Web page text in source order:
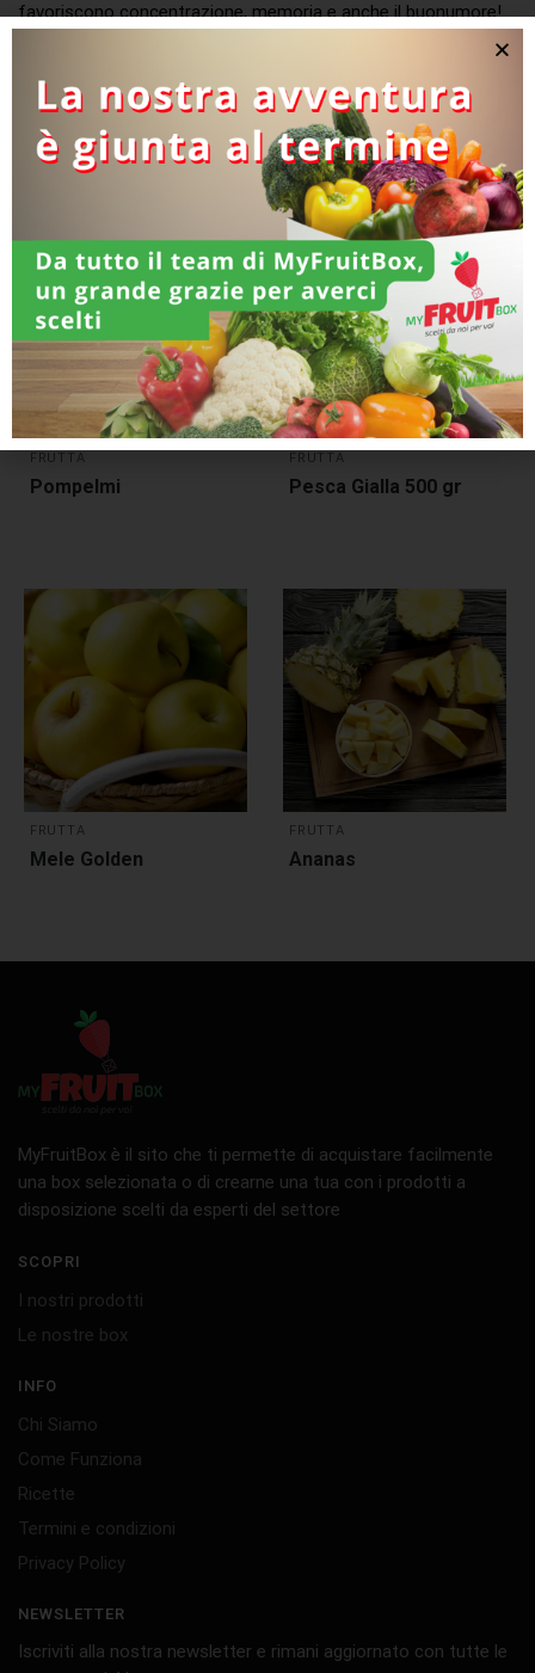
favoriscono concentrazione, memoria e anche il buonumore!
Categoria: Frutta
Prodotti correlati
FRUTTA
Pompelmi
FRUTTA
Pesca Gialla 500 gr
FRUTTA
Mele Golden
FRUTTA
Ananas
MyFruitBox è il sito che ti permette di acquistare facilmente
una box selezionata o di crearne una tua con i prodotti a
disposizione scelti da esperti del settore
SCOPRI
I nostri prodotti
Le nostre box
INFO
Chi Siamo
Come Funziona
Ricette
Termini e condizioni
Privacy Policy
NEWSLETTER
Iscriviti alla nostra newsletter e rimani aggiornato con tutte le